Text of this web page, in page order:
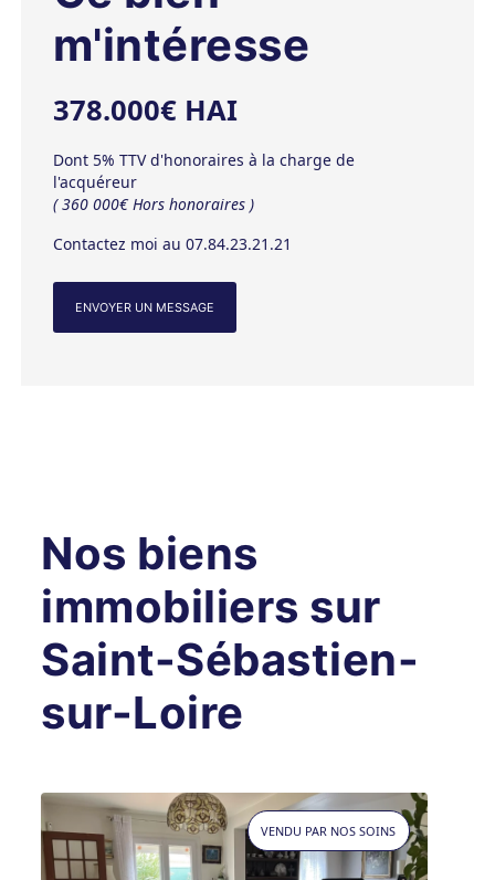
m'intéresse
378.000€ HAI
Dont 5% TTV d'honoraires à la charge de
l'acquéreur
( 360 000€ Hors honoraires )
Contactez moi au 07.84.23.21.21
ENVOYER UN MESSAGE
Nos biens
immobiliers sur
Saint-Sébastien-
sur-Loire
VENDU PAR NOS SOINS